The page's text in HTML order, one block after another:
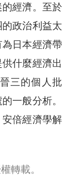
經濟。至於
政治利益太
日本經濟帶
什麼經濟出
三的個人批
一般分析。
倍經濟學解
轉載。